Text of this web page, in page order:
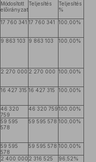
Módosított
előirányzat
Teljesítés
Teljesítés
%
17 760 341 17 760 341 100,00%
9 863 103 9 863 103 100,00%
2 270 000 2 270 000 100,00%
16 427 315 16 427 315 100,00%
46 320
759
46 320 759100,00%
59 595
578
59 595 578 100,00%
59 595
578
59 595 578 100,00%
2 400 000 2 316 525
96,52%